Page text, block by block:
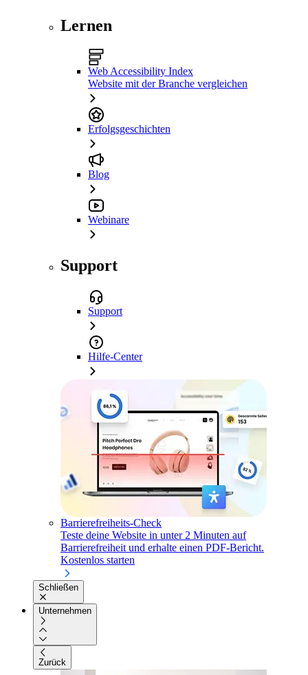
Lernen
Web Accessibility Index
Website mit der Branche vergleichen
Erfolgsgeschichten
Blog
Webinare
Support
Support
Hilfe-Center
Barrierefreiheits-Check
Teste deine Website in unter 2 Minuten auf
Barrierefreiheit und erhalte einen PDF-Bericht.
Kostenlos starten
Schließen
Unternehmen
Zurück